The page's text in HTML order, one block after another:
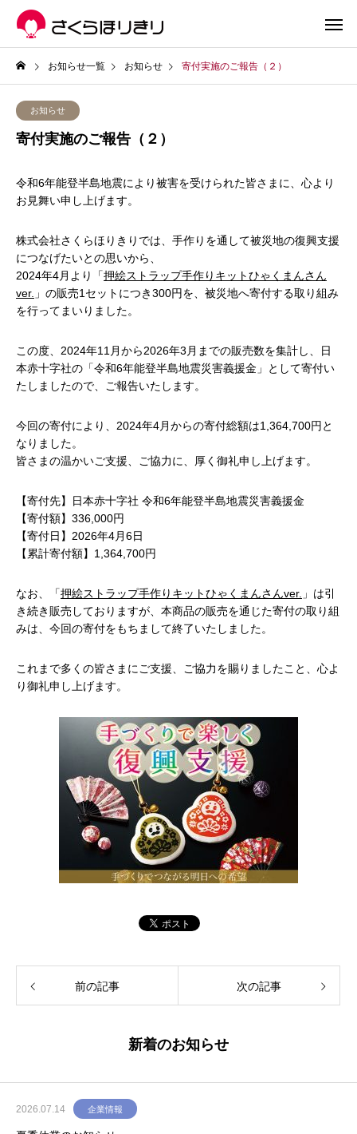
お知らせ一覧 お知らせ 寄付実施のご報告（２）
お知らせ
寄付実施のご報告（２）
令和6年能登半島地震により被害を受けられた皆さまに、心より
お見舞い申し上げます。
株式会社さくらほりきりでは、手作りを通して被災地の復興支援
につなげたいとの思いから、
2024年4月より「押絵ストラップ手作りキットひゃくまんさん
ver. 」の販売1セットにつき300円を、被災地へ寄付する取り組み
を行ってまいりました。
この度、2024年11月から2026年3月までの販売数を集計し、日
本赤十字社の「令和6年能登半島地震災害義援金」として寄付い
たしましたので、ご報告いたします。
今回の寄付により、2024年4月からの寄付総額は1,364,700円と
なりました。
皆さまの温かいご支援、ご協力に、厚く御礼申し上げます。
【寄付先】日本赤十字社 令和6年能登半島地震災害義援金
【寄付額】336,000円
【寄付日】2026年4月6日
【累計寄付額】1,364,700円
なお、「押絵ストラップ手作りキットひゃくまんさんver. 」は引
き続き販売しておりますが、本商品の販売を通じた寄付の取り組
みは、今回の寄付をもちまして終了いたしました。
これまで多くの皆さまにご支援、ご協力を賜りましたこと、心よ
り御礼申し上げます。
前の記事 次の記事
新着のお知らせ
2026.07.14 企業情報